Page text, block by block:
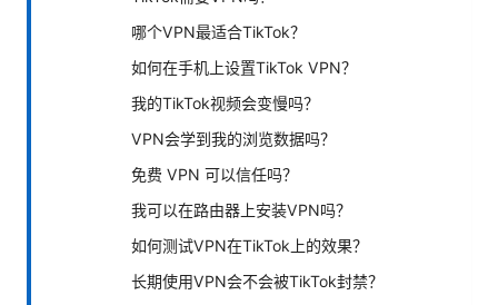
哪个VPN最适合TikTok？
如何在手机上设置TikTok VPN？
我的TikTok视频会变慢吗？
VPN会学到我的浏览数据吗？
免费 VPN 可以信任吗？
我可以在路由器上安装VPN吗？
如何测试VPN在TikTok上的效果？
长期使用VPN会不会被TikTok封禁？